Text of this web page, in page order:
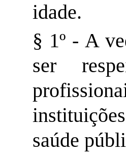
idade.
§ 1º - A
ser
saúde